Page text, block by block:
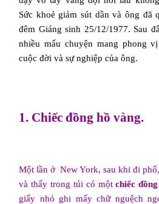
Sức khoẻ giảm sút dần và ông đã
đêm Giáng sinh 25/12/1977. Sau
nhiều mẩu chuyện mang phong
cuộc đời và sự nghiệp của ông.
1. Chiếc đồng hồ vàng.
Một lần ở New York, sau khi đi
và thấy trong túi có mộtchiếc
giấy nhỏ ghi mấy chữ nguệch